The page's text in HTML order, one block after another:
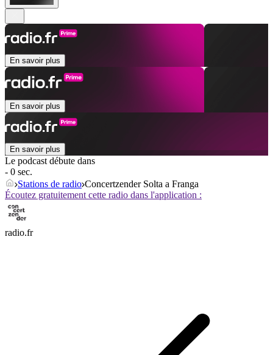
En savoir plus
En savoir plus
En savoir plus
Le podcast débute dans
- 0 sec.
Stations de radio Concertzender Solta a Franga
Écoutez gratuitement cette radio dans l'application :
radio.fr